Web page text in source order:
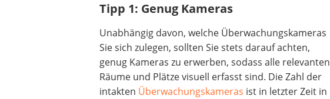
PaketbriefkastenTipp 1: Genug Kameras
Unabhängig davon, welche Überwachungskameras
Sie sich zulegen, sollten Sie stets darauf achten,
genug Kameras zu erwerben, sodass alle relevanten
Räume und Plätze visuell erfasst sind. Die Zahl der
intakten Überwachungskameras ist in letzter Zeit in